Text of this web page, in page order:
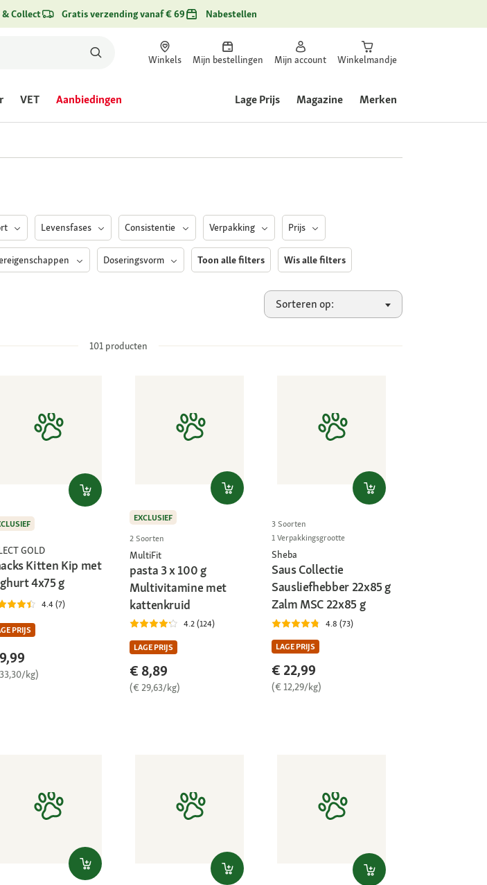
Collect Gratis verzending vanaf € 69 Nabestellen
Winkels Mijn bestellingen Mijn account Winkelmandje
VET Aanbiedingen Lage Prijs Magazine Merken
Levensfases Consistentie Verpakking Prijs
Doseringsvorm Toon alle filters Wis alle filters
Sorteren op:
101 producten
GOLD
Kitten Kip met
4x75 g
4.4 (7)
PRIJS
kg)
EXCLUSIEF
2 Soorten
MultiFit
pasta 3 x 100 g
Multivitamine met
kattenkruid
4.2 (124)
LAGE PRIJS
€ 8,89
(€ 29,63/kg)
3 Soorten
1 Verpakkingsgrootte
Sheba
Saus Collectie
Sausliefhebber 22x85 g
Zalm MSC 22x85 g
4.8 (73)
LAGE PRIJS
€ 22,99
(€ 12,29/kg)